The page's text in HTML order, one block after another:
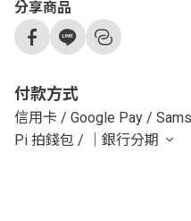
分享商品
付款方式
信用卡 / Google Pay /
Pi 拍錢包 / ｜銀行分期